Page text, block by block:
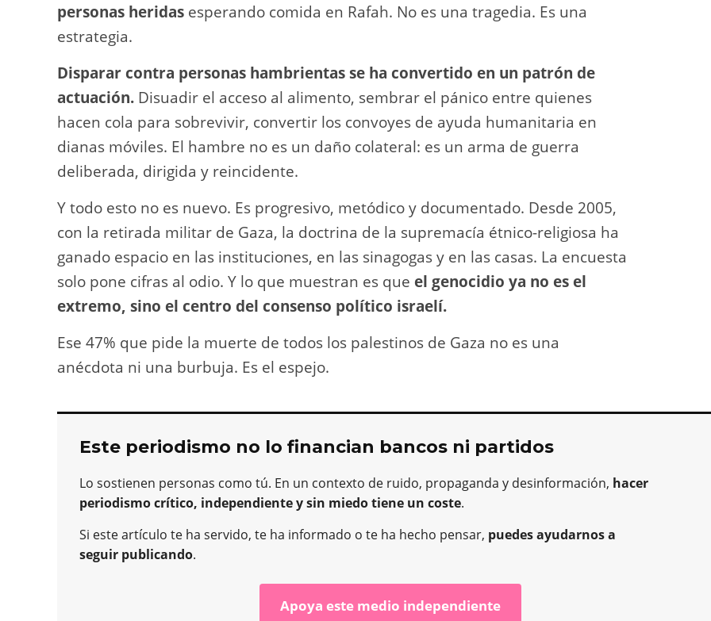
personas heridas esperando comida en Rafah. No es una tragedia. Es una
estrategia.
Disparar contra personas hambrientas se ha convertido en un patrón de
actuación. Disuadir el acceso al alimento, sembrar el pánico entre quienes
hacen cola para sobrevivir, convertir los convoyes de ayuda humanitaria en
dianas móviles. El hambre no es un daño colateral: es un arma de guerra
deliberada, dirigida y reincidente.
Y todo esto no es nuevo. Es progresivo, metódico y documentado. Desde 2005,
con la retirada militar de Gaza, la doctrina de la supremacía étnico-religiosa ha
ganado espacio en las instituciones, en las sinagogas y en las casas. La encuesta
solo pone cifras al odio. Y lo que muestran es que el genocidio ya no es el
extremo, sino el centro del consenso político israelí.
Ese 47% que pide la muerte de todos los palestinos de Gaza no es una
anécdota ni una burbuja. Es el espejo.
Este periodismo no lo financian bancos ni partidos
Lo sostienen personas como tú. En un contexto de ruido, propaganda y desinformación, hacer
periodismo crítico, independiente y sin miedo tiene un coste.
Si este artículo te ha servido, te ha informado o te ha hecho pensar, puedes ayudarnos a
seguir publicando.
Apoya este medio independiente